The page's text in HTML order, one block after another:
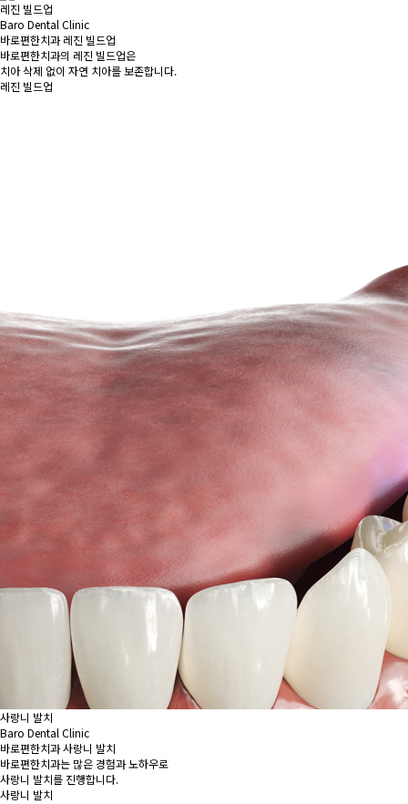
레진 빌드업
Baro Dental Clinic
바로편한치과 레진 빌드업
바로편한치과의 레진 빌드업은
치아 삭제 없이 자연 치아를 보존합니다.
레진 빌드업
사랑니 발치
Baro Dental Clinic
바로편한치과 사랑니 발치
바로편한치과는 많은 경험과 노하우로
사랑니 발치를 진행합니다.
사랑니 발치